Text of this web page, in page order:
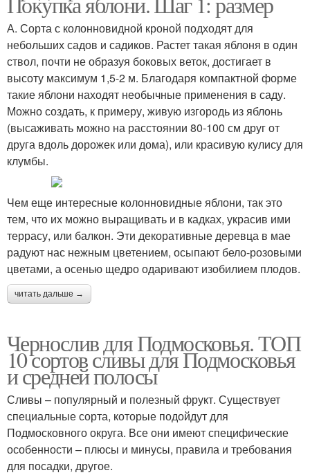
А. Сорта с колонновидной кроной подходят для
небольших садов и садиков. Растет такая яблоня в один
ствол, почти не образуя боковых веток, достигает в
высоту максимум 1,5-2 м. Благодаря компактной форме
такие яблони находят необычные применения в саду.
Можно создать, к примеру, живую изгородь из яблонь
(высаживать можно на расстоянии 80-100 см друг от
друга вдоль дорожек или дома), или красивую кулису для
клумбы.
Чем еще интересные колонновидные яблони, так это
тем, что их можно выращивать и в кадках, украсив ими
террасу, или балкон. Эти декоративные деревца в мае
радуют нас нежным цветением, осыпают бело-розовыми
цветами, а осенью щедро одаривают изобилием плодов.
читать дальше →
Чернослив для Подмосковья. ТОП
10 сортов сливы для Подмосковья
и средней полосы
Сливы – популярный и полезный фрукт. Существует
специальные сорта, которые подойдут для
Подмосковного округа. Все они имеют специфические
особенности – плюсы и минусы, правила и требования
для посадки, другое.